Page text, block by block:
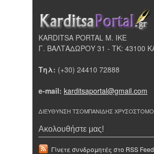
KARDITSA PORTAL Μ. ΙΚΕ
Γ. ΒΑΛΤΑΔΩΡΟΥ 31 - ΤΚ: 43100
Τηλ: (+30) 24410 72888
e-mail: karditsaportal@gmail.com
ΔΙΕΥΘΥΝΣΗ ΤΣΟΜΠΑΝΙΔΗΣ
Ακολουθήστε μας!
Γίνετε συνδρομητές στο RSS Feed